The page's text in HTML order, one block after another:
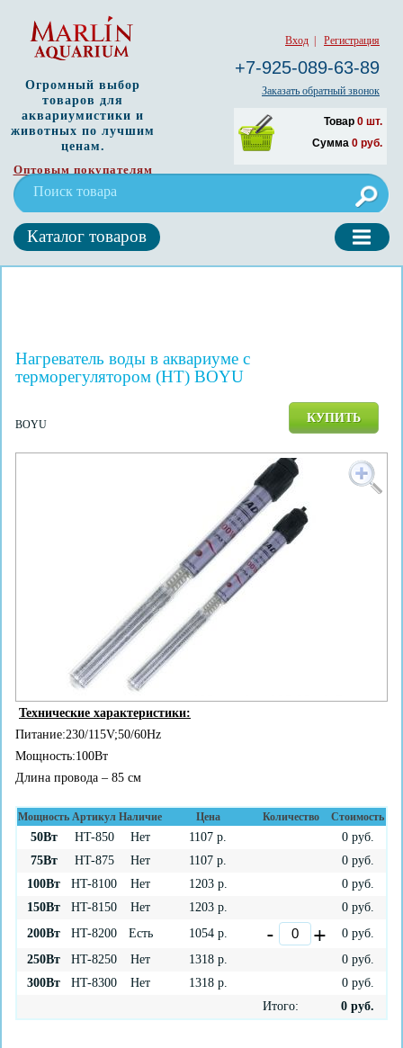
Вход Регистрация
+7-925-089-63-89
Заказать обратный звонок
Товар 0 шт.
Сумма 0 руб.
Огромный выбор
товаров для
аквариумистики и
животных по лучшим
ценам.
Оптовым покупателям
Каталог товаров
Нагреватель воды в аквариуме с
терморегулятором (HT) BOYU
BOYU КУПИТЬ
Технические характеристики:
Питание:230/115V;50/60Hz
Мощность:100Вт
Длина провода – 85 см
Мощность Артикул Наличие Цена Количество Стоимость
50Вт HT-850 Нет 1107 р. 0руб.
75Вт
HT-875 Нет 1107 р. 0руб.
100Вт
HT-8100 Нет 1203р. 0руб.
150Вт
HT-8150 Нет 1203р. 0руб.
200Вт
HT-8200 Есть 1054р. 0руб.
250Вт
HT-8250 Нет 1318р. 0руб.
300Вт
HT-8300 Нет 1318р. 0руб.
Итого:
0 руб.